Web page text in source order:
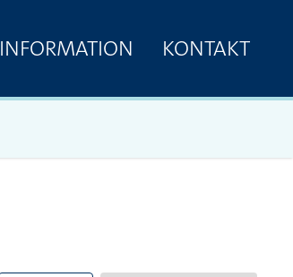
INFORMATION KONTAKT